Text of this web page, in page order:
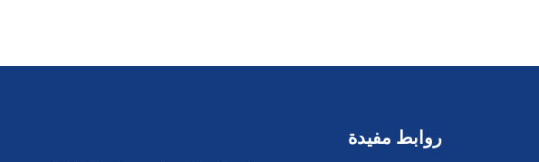
روابط مفيدة